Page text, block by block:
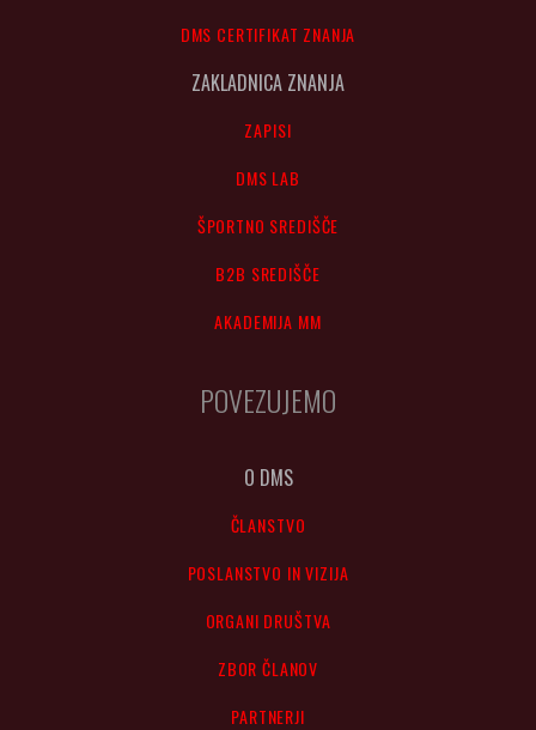
DMS CERTIFIKAT ZNANJA
ZAKLADNICA ZNANJA
ZAPISI
DMS LAB
ŠPORTNO SREDIŠČE
B2B SREDIŠČE
AKADEMIJA MM
POVEZUJEMO
O DMS
ČLANSTVO
POSLANSTVO IN VIZIJA
ORGANI DRUŠTVA
ZBOR ČLANOV
PARTNERJI